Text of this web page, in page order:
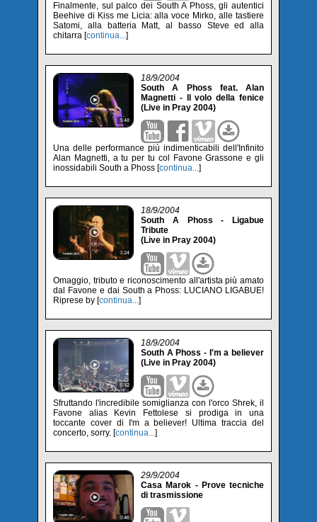
Finalmente, sul palco dei South A Phoss, gli autentici
Beehive di Kiss me Licia: alla voce Mirko, alle tastiere
Satomi, alla batteria Matt, al basso Steve ed alla
chitarra [continua...]
18/9/2004
South A Phoss feat. Alan
Magnetti - Il volo della fenice
(Live in Pray 2004)
Una delle performance più indimenticabili dell'Infinito
Alan Magnetti, a tu per tu col Favone Grassone e gli
inossidabili South a Phoss [continua...]
18/9/2004
South A Phoss - Ligabue
Tribute
(Live in Pray 2004)
Omaggio, tributo e riconoscimento all'artista più amato
dal Favone e dai South a Phoss: LUCIANO LIGABUE!
Riprese by [continua...]
18/9/2004
South A Phoss - I'm a believer
(Live in Pray 2004)
Sfruttando l'incredibile somiglianza con l'orco Shrek, il
Favone alias Kevin Fettolese si prodiga in una
toccante cover di I'm a believer! Ultima traccia del
concerto, sorry. [continua...]
29/9/2004
Casa Marok - Prove tecniche
di trasmissione